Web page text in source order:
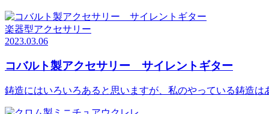
楽器型アクセサリー
2023.03.06
コバルト製アクセサリー サイレントギター
鋳造にはいろいろあると思いますが、私のやっている鋳造